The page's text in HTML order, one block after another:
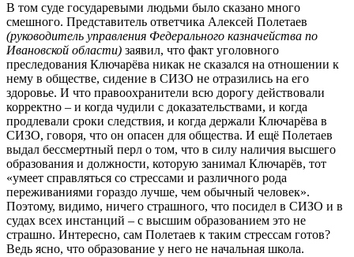
В том суде государевыми людьми было сказано много
смешного. Представитель ответчика Алексей Полетаев
(руководитель управления Федерального казначейства по
Ивановской области) заявил, что факт уголовного
преследования Ключарёва никак не сказался на отношении к
нему в обществе, сидение в СИЗО не отразились на его
здоровье. И что правоохранители всю дорогу действовали
корректно – и когда чудили с доказательствами, и когда
продлевали сроки следствия, и когда держали Ключарёва в
СИЗО, говоря, что он опасен для общества. И ещё Полетаев
выдал бессмертный перл о том, что в силу наличия высшего
образования и должности, которую занимал Ключарёв, тот
«умеет справляться со стрессами и различного рода
переживаниями гораздо лучше, чем обычный человек».
Поэтому, видимо, ничего страшного, что посидел в СИЗО и в
судах всех инстанций – с высшим образованием это не
страшно. Интересно, сам Полетаев к таким стрессам готов?
Ведь ясно, что образование у него не начальная школа.